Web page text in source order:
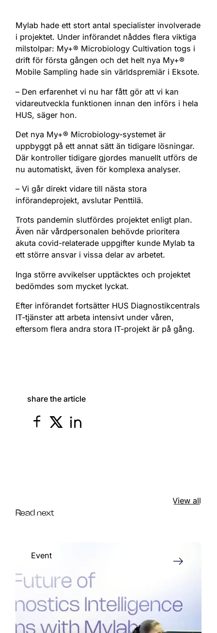
Mylab hade ett stort antal specialister involverade
i projektet. Under införandet nåddes flera viktiga
milstolpar: My+® Microbiology Cultivation togs i
drift för första gången och det helt nya My+®
Mobile Sampling hade sin världspremiär i Eksote.
– Den erfarenhet vi nu har fått gör att vi kan
vidareutveckla funktionen innan den införs i hela
HUS, säger hon.
Det nya My+® Microbiology-systemet är
uppbyggt på ett annat sätt än tidigare lösningar.
Där kontroller tidigare gjordes manuellt utförs de
nu automatiskt, även för komplexa analyser.
– Vi går direkt vidare till nästa stora
införandeprojekt, avslutar Penttilä.
Trots pandemin slutfördes projektet enligt plan.
Även när vårdpersonalen behövde prioritera
akuta covid-relaterade uppgifter kunde Mylab ta
ett större ansvar i vissa delar av arbetet.
Inga större avvikelser upptäcktes och projektet
bedömdes som mycket lyckat.
Efter införandet fortsätter HUS Diagnostikcentrals
IT-tjänster att arbeta intensivt under våren,
eftersom flera andra stora IT-projekt är på gång.
share the article
Read next
View all
Event